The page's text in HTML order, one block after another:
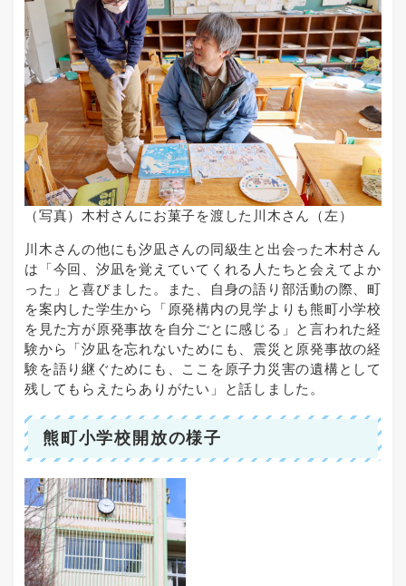
（写真）木村さんにお菓子を渡した川木さん（左）
川木さんの他にも汐凪さんの同級生と出会った木村さん
は「今回、汐凪を覚えていてくれる人たちと会えてよか
った」と喜びました。また、自身の語り部活動の際、町
を案内した学生から「原発構内の見学よりも熊町小学校
を見た方が原発事故を自分ごとに感じる」と言われた経
験から「汐凪を忘れないためにも、震災と原発事故の経
験を語り継ぐためにも、ここを原子力災害の遺構として
残してもらえたらありがたい」と話しました。
熊町小学校開放の様子